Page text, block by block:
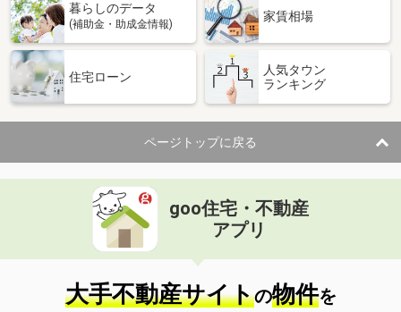
暮らしのデータ
(補助金・助成金情報)
家賃相場
住宅ローン
人気タウン
ランキング
ページトップに戻る
goo住宅・不動産
アプリ
大手不動産サイトの物件を